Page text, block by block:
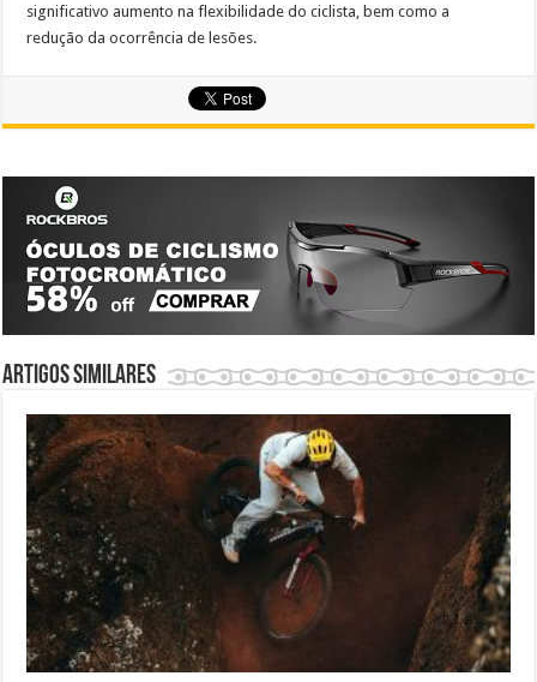
significativo aumento na flexibilidade do ciclista, bem como a
redução da ocorrência de lesões.
Artigos similares